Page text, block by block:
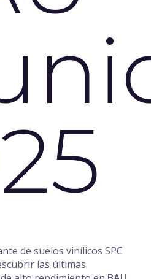
de suelos vinílicos SPC
las últimas